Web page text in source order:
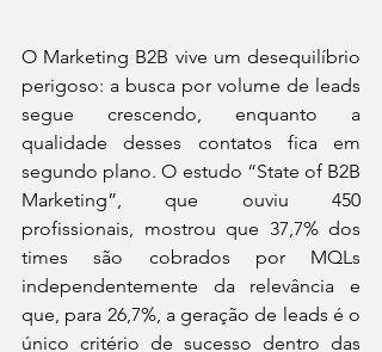
O Marketing B2B vive um desequilíbrio
perigoso: a busca por volume de leads
segue crescendo, enquanto a
qualidade desses contatos fica em
segundo plano. O estudo “State of B2B
Marketing”, que ouviu 450
profissionais, mostrou que 37,7% dos
times são cobrados por MQLs
independentemente da relevância e
que, para 26,7%, a geração de leads é o